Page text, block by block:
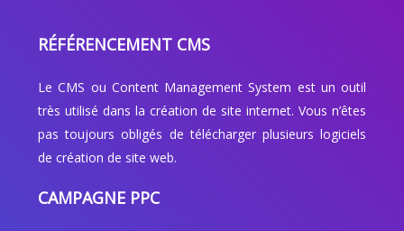
RÉFÉRENCEMENT CMS
Le CMS ou Content Management System est un outil
très utilisé dans la création de site internet. Vous n’êtes
pas toujours obligés de télécharger plusieurs logiciels
de création de site web.
CAMPAGNE PPC